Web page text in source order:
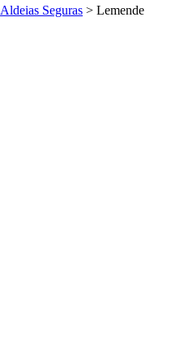
Aldeias Seguras > Lemende